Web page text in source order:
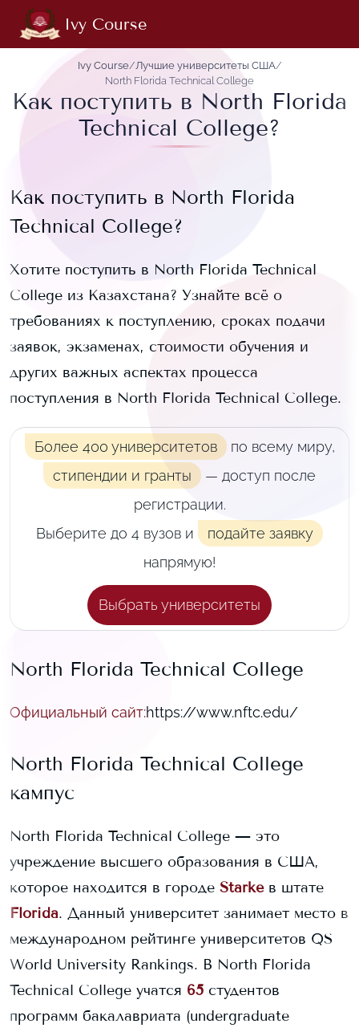
Ivy Course
Ivy Course/Лучшие университеты США/
North Florida Technical College
Как поступить в North Florida
Technical College?
Как поступить в North Florida
Technical College?
Хотите поступить в North Florida Technical
College из Казахстана? Узнайте всё о
требованиях к поступлению, сроках подачи
заявок, экзаменах, стоимости обучения и
других важных аспектах процесса
поступления в North Florida Technical College.
Более 400 университетов по всему миру,
стипендии и гранты
— доступ после
регистрации.
Выберите до 4 вузов и
подайте заявку
напрямую!
Выбрать университеты
North Florida Technical College
Официальный сайт:https://www.nftc.edu/
North Florida Technical College
кампус
North Florida Technical College — это
учреждение высшего образования в США,
которое находится в городе Starke в штате
Florida. Данный университет занимает место в
международном рейтинге университетов QS
World University Rankings. В North Florida
Technical College учатся 65 студентов
программ бакалавриата (undergraduate